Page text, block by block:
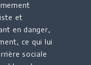
et
en danger,
ce qui lui
sociale